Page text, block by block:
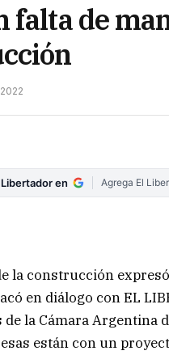
falta de
en Agrega El
la construcción
en diálogo con EL
la Cámara Argentina
están con un